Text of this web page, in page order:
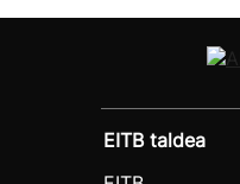
EITB taldea